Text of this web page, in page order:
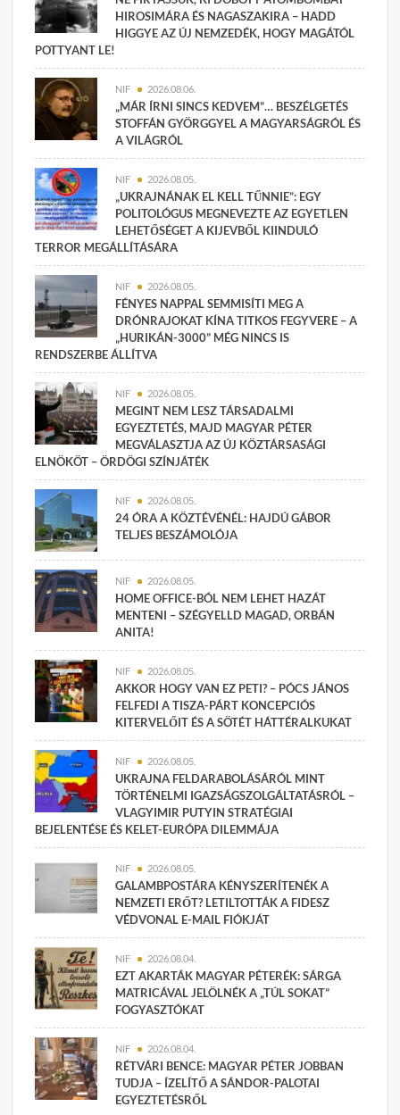
HIROSIMÁRA ÉS NAGASZAKIRA – HADD
HIGGYE AZ ÚJ NEMZEDÉK, HOGY MAGÁTÓL
POTTYANT LE!
NIF 2026.08.06.
„MÁR ÍRNI SINCS KEDVEM”… BESZÉLGETÉS
STOFFÁN GYÖRGGYEL A MAGYARSÁGRÓL ÉS
A VILÁGRÓL
NIF 2026.08.05.
„UKRAJNÁNAK EL KELL TŰNNIE”: EGY
POLITOLÓGUS MEGNEVEZTE AZ EGYETLEN
LEHETŐSÉGET A KIJEVBŐL KIINDULÓ
TERROR MEGÁLLÍTÁSÁRA
NIF 2026.08.05.
FÉNYES NAPPAL SEMMISÍTI MEG A
DRÓNRAJOKAT KÍNA TITKOS FEGYVERE – A
„HURIKÁN-3000” MÉG NINCS IS
RENDSZERBE ÁLLÍTVA
NIF 2026.08.05.
MEGINT NEM LESZ TÁRSADALMI
EGYEZTETÉS, MAJD MAGYAR PÉTER
MEGVÁLASZTJA AZ ÚJ KÖZTÁRSASÁGI
ELNÖKÖT – ÖRDÖGI SZÍNJÁTÉK
NIF 2026.08.05.
24 ÓRA A KÖZTÉVÉNÉL: HAJDÚ GÁBOR
TELJES BESZÁMOLÓJA
NIF 2026.08.05.
HOME OFFICE-BÓL NEM LEHET HAZÁT
MENTENI – SZÉGYELLD MAGAD, ORBÁN
ANITA!
NIF 2026.08.05.
AKKOR HOGY VAN EZ PETI? – PÓCS JÁNOS
FELFEDI A TISZA-PÁRT KONCEPCIÓS
KITERVELŐIT ÉS A SÖTÉT HÁTTÉRALKUKAT
NIF 2026.08.05.
UKRAJNA FELDARABOLÁSÁRÓL MINT
TÖRTÉNELMI IGAZSÁGSZOLGÁLTATÁSRÓL –
VLAGYIMIR PUTYIN STRATÉGIAI
BEJELENTÉSE ÉS KELET-EURÓPA DILEMMÁJA
NIF 2026.08.05.
GALAMBPOSTÁRA KÉNYSZERÍTENÉK A
NEMZETI ERŐT? LETILTOTTÁK A FIDESZ
VÉDVONAL E-MAIL FIÓKJÁT
NIF 2026.08.04.
EZT AKARTÁK MAGYAR PÉTERÉK: SÁRGA
MATRICÁVAL JELÖLNÉK A „TÚL SOKAT”
FOGYASZTÓKAT
NIF 2026.08.04.
RÉTVÁRI BENCE: MAGYAR PÉTER JOBBAN
TUDJA – ÍZELÍTŐ A SÁNDOR-PALOTAI
EGYEZTETÉSRŐL